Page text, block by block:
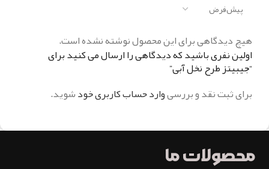
هیچ دیدگاهی برای این محصول نوشته نشده است.
اولین نفری باشید که دیدگاهی را ارسال می کنید برای
“جیبیتز طرح نخل آبی”
برای ثبت نقد و بررسیوارد حساب کاربری خودشوید.
محصولات ما